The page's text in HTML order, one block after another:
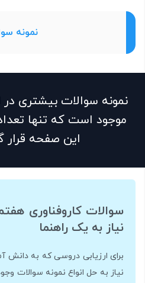
نمونه
نمونه سوالات بیشتری
موجود است که تنها
این صفحه قرار
سوالات کاروفناوری
نیاز به یک راهنما
برای ارزیابی دروسی که به دانش
نیاز به حل انواع نمونه سوالات